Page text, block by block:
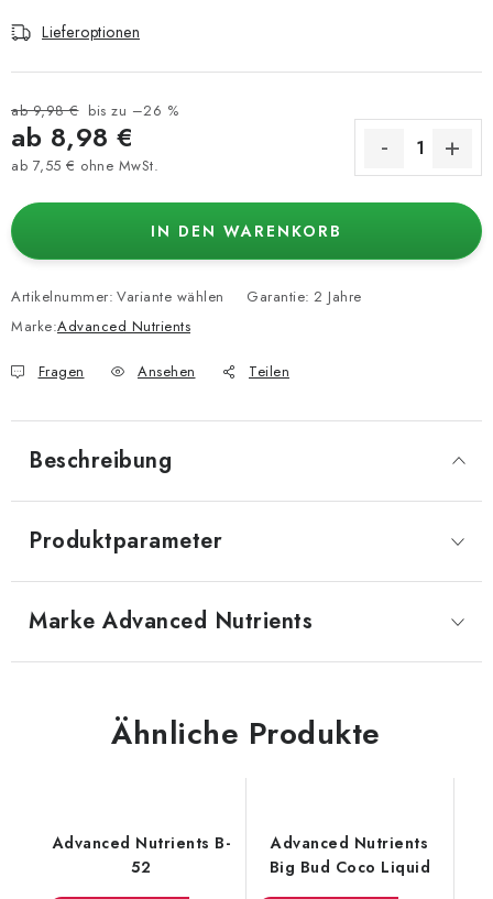
Lieferoptionen
ab 9,98 € bis zu –26 %
ab 8,98 €
ab 7,55 € ohne MwSt.
IN DEN WARENKORB
Artikelnummer: Variante wählen
Marke:Advanced Nutrients
Garantie: 2 Jahre
Fragen Ansehen Teilen
Beschreibung
Produktparameter
Marke Advanced Nutrients
Ähnliche Produkte
Advanced Nutrients B-
52
Advanced Nutrients
Big Bud Coco Liquid